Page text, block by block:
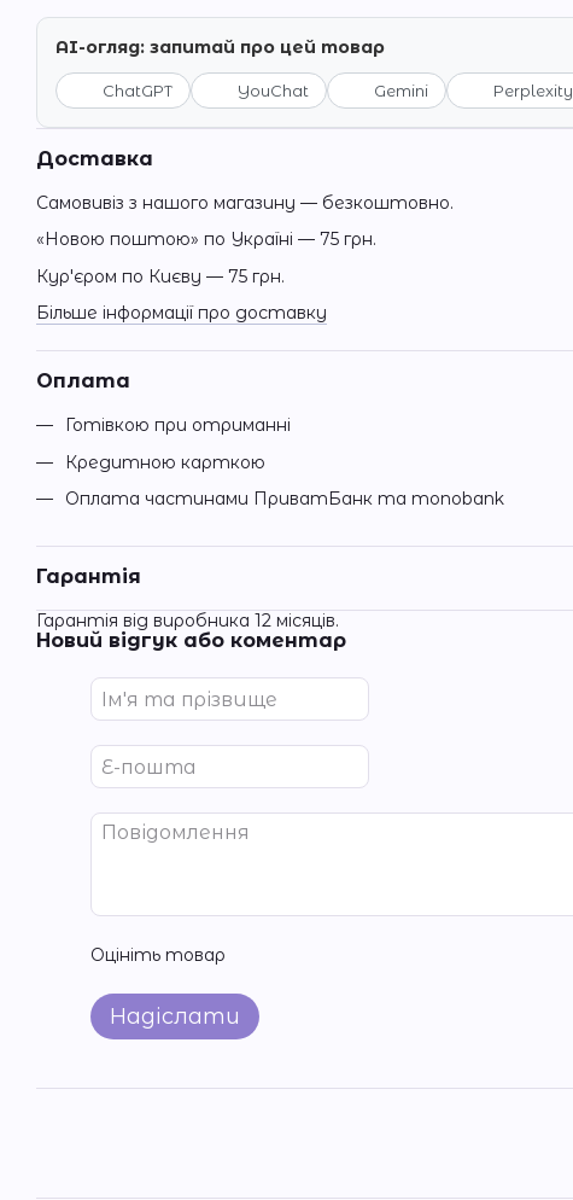
AI-огляд: запитай про цей товар
ChatGPT YouChat Gemini Perplexity
Доставка
Самовивіз з нашого магазину — безкоштовно.
«Новою поштою» по Україні — 75 грн.
Кур'єром по Києву — 75 грн.
Більше інформації про доставку
Оплата
Готівкою при отриманні
Кредитною карткою
Оплата частинами ПриватБанк та monobank
Гарантія
Гарантія від виробника 12 місяців.
Новий відгук або коментар
Оцініть товар
Надіслати